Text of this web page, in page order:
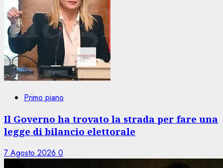
Primo piano
Il Governo ha trovato la strada per fare una
legge di bilancio elettorale
7 Agosto 2026 0